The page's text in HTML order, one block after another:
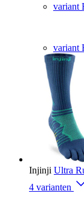
variant
variant
Injinji Ultra
4 varianten